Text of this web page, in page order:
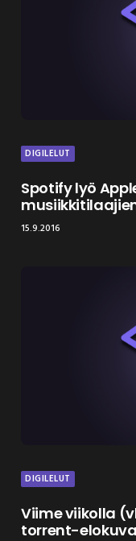
DIGILELUT
Spotify lyö
15.9.2016
DIGILELUT
Viime viikolla
torrent-